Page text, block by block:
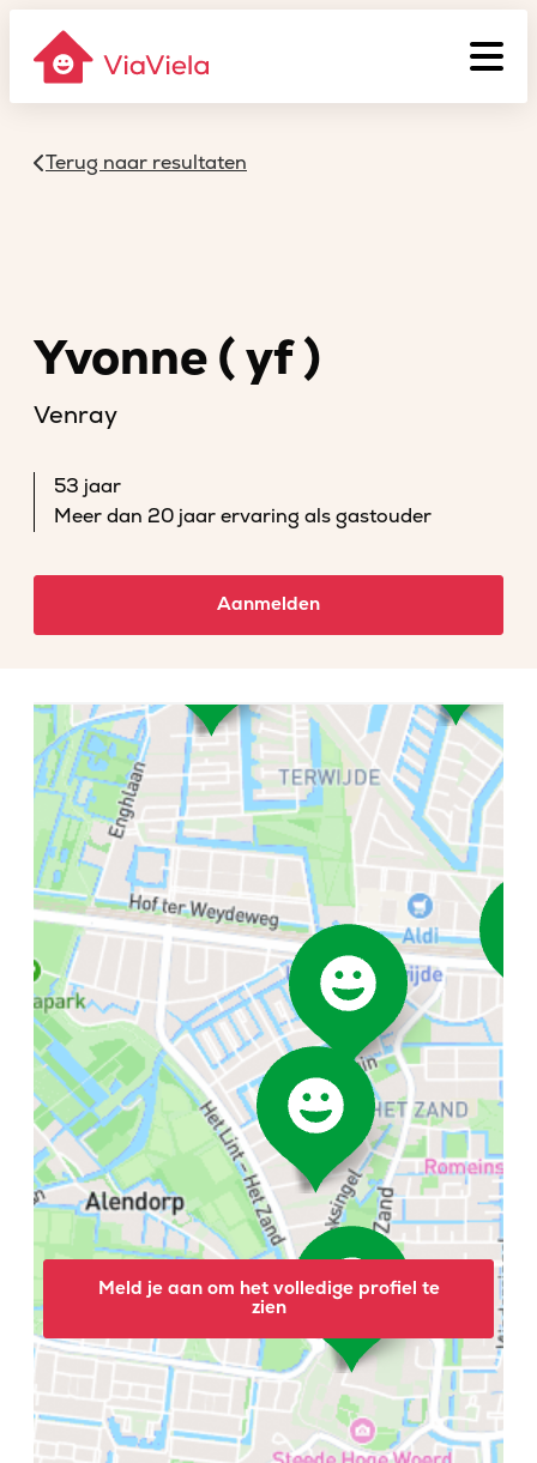
Terug naar resultaten
Yvonne ( yf )
Venray
53 jaar
Meer dan 20 jaar ervaring als gastouder
Aanmelden
Meld je aan om het volledige profiel te
zien